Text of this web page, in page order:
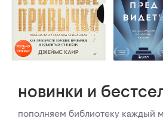
новинки и
пополняем библиотеку каждый